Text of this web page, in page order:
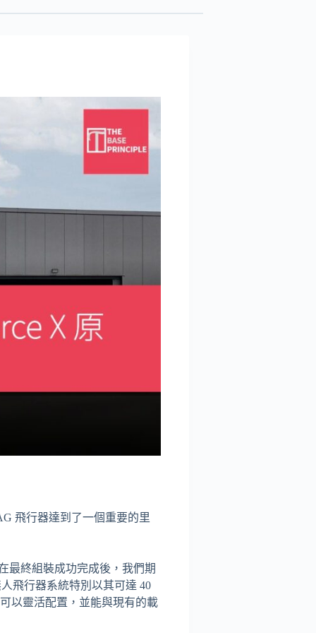
飛行器達到了一個重要的里
最終組裝成功完成後，我們期
飛行器系統特別以其可達 40
以靈活配置，並能與現有的載